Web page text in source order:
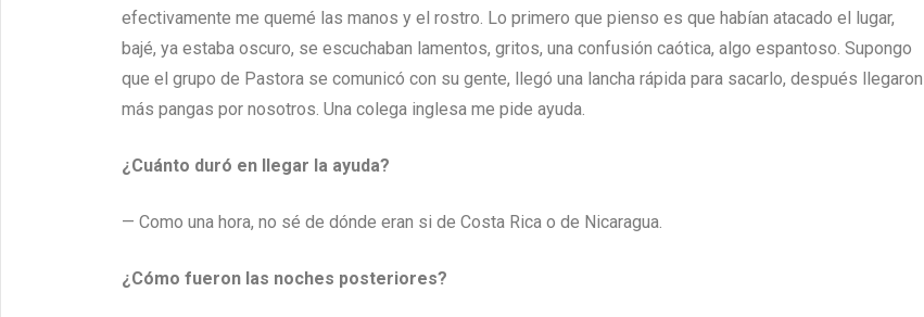
efectivamente me quemé las manos y el rostro. Lo primero que pienso es que habían atacado el lugar,
bajé, ya estaba oscuro, se escuchaban lamentos, gritos, una confusión caótica, algo espantoso. Supongo
que el grupo de Pastora se comunicó con su gente, llegó una lancha rápida para sacarlo, después llegaron
más pangas por nosotros. Una colega inglesa me pide ayuda.
¿Cuánto duró en llegar la ayuda?
— Como una hora, no sé de dónde eran si de Costa Rica o de Nicaragua.
¿Cómo fueron las noches posteriores?